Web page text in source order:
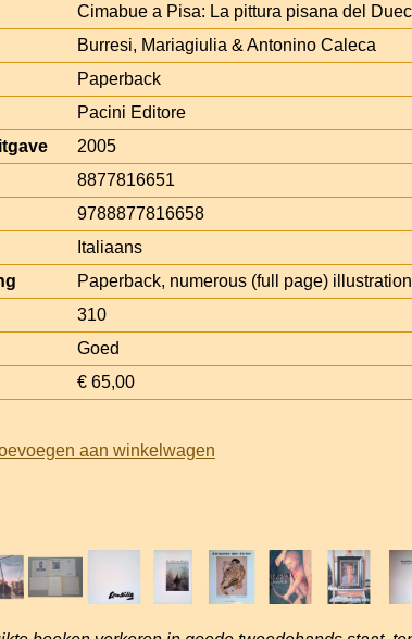
Cimabue a Pisa: La pittura pisana del
Burresi, Mariagiulia & Antonino Caleca
Paperback
Pacini Editore
2005
8877816651
9788877816658
Italiaans
Paperback, numerous (full page)
310
Goed
€ 65,00
aan winkelwagen